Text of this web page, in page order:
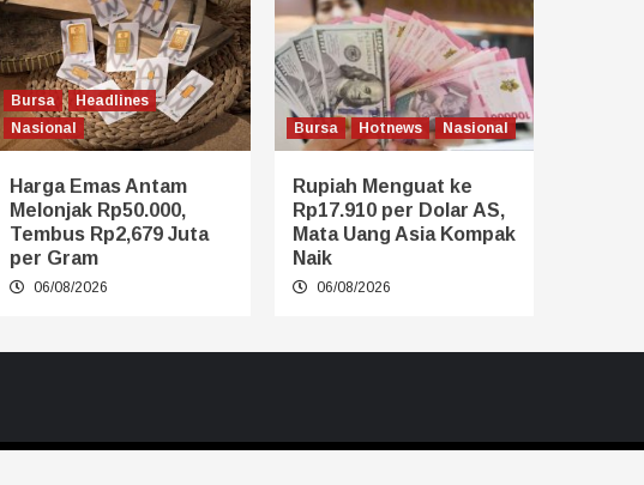
Bursa
Headlines
Nasional
Harga Emas Antam
Melonjak Rp50.000,
Tembus Rp2,679 Juta
per Gram
06/08/2026
Bursa Hotnews Nasional
Rupiah Menguat ke
Rp17.910 per Dolar AS,
Mata Uang Asia Kompak
Naik
06/08/2026